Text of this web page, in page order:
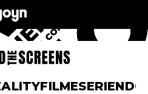
FILMESERIEN